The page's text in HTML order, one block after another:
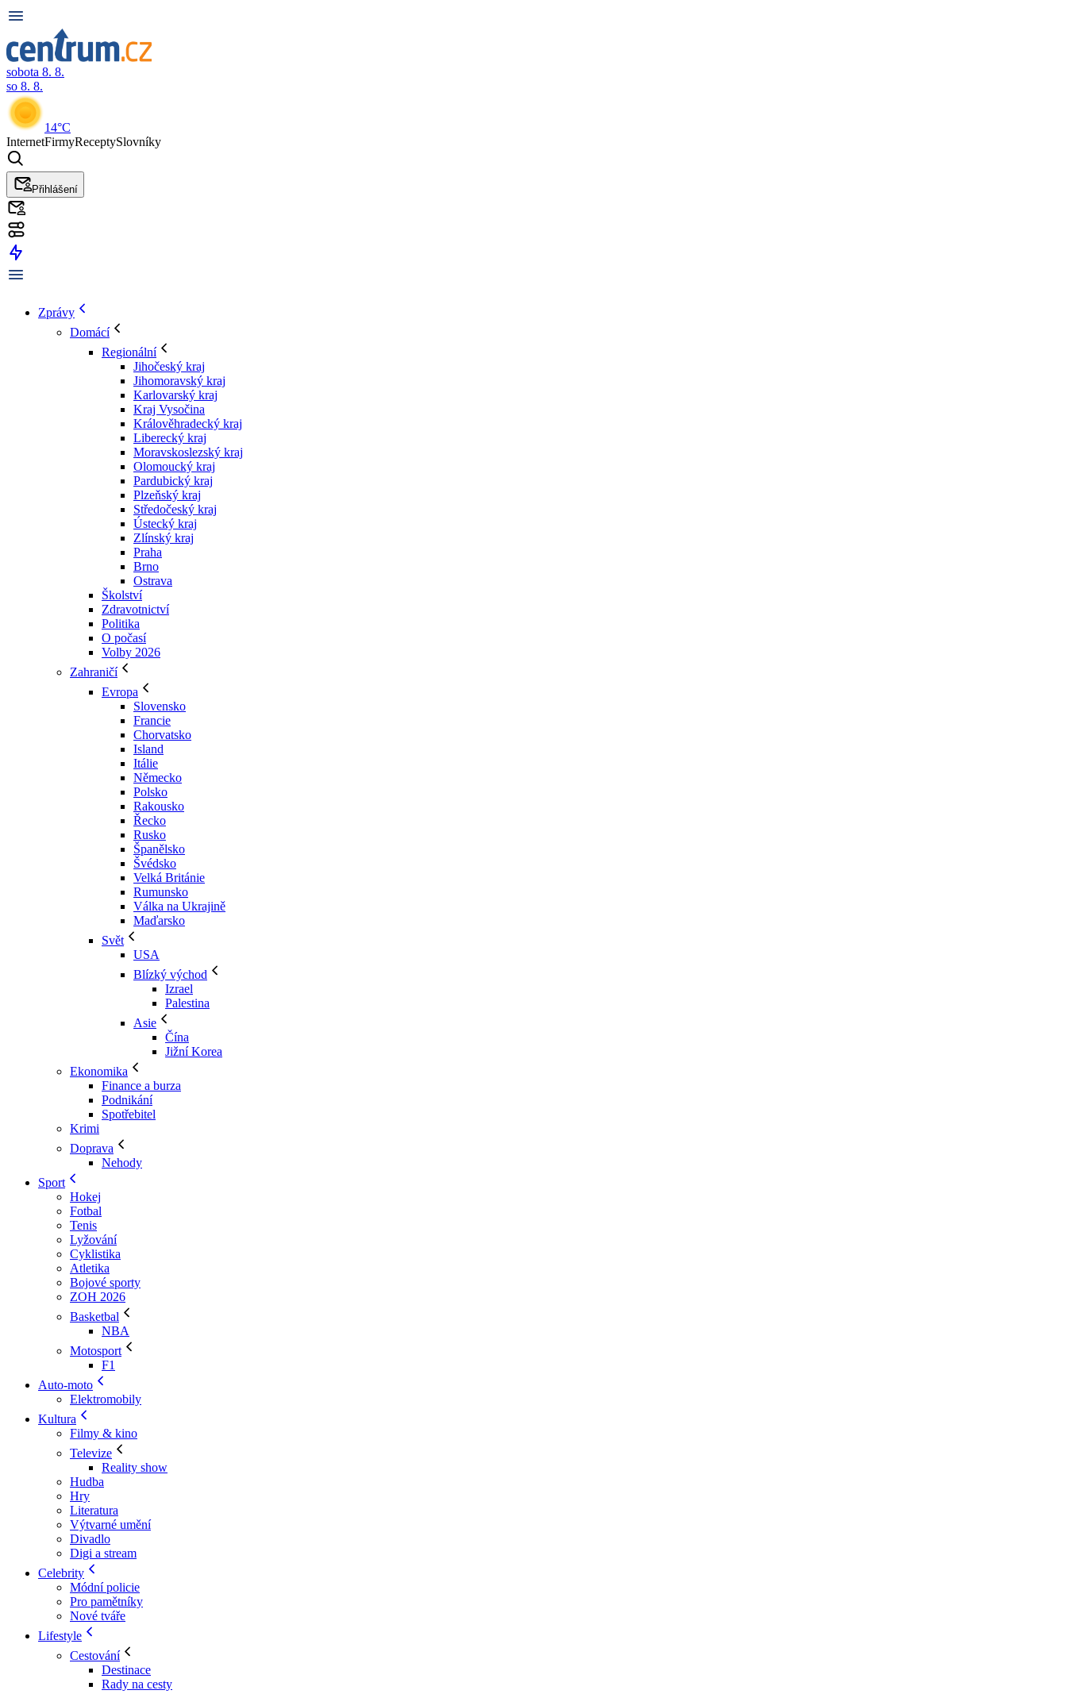
sobota 8. 8.
so 8. 8.
14°C
InternetFirmyReceptySlovníky
Přihlášení
Zprávy
Domácí
Regionální
Jihočeský kraj
Jihomoravský kraj
Karlovarský kraj
Kraj Vysočina
Králověhradecký kraj
Liberecký kraj
Moravskoslezský kraj
Olomoucký kraj
Pardubický kraj
Plzeňský kraj
Středočeský kraj
Ústecký kraj
Zlínský kraj
Praha
Brno
Ostrava
Školství
Zdravotnictví
Politika
O počasí
Volby 2026
Zahraničí
Evropa
Slovensko
Francie
Chorvatsko
Island
Itálie
Německo
Polsko
Rakousko
Řecko
Rusko
Španělsko
Švédsko
Velká Británie
Rumunsko
Válka na Ukrajině
Maďarsko
Svět
USA
Blízký východ
Izrael
Palestina
Asie
Čína
Jižní Korea
Ekonomika
Finance a burza
Podnikání
Spotřebitel
Krimi
Doprava
Nehody
Sport
Hokej
Fotbal
Tenis
Lyžování
Cyklistika
Atletika
Bojové sporty
ZOH 2026
Basketbal
NBA
Motosport
F1
Auto-moto
Elektromobily
Kultura
Filmy & kino
Televize
Reality show
Hudba
Hry
Literatura
Výtvarné umění
Divadlo
Digi a stream
Celebrity
Módní policie
Pro pamětníky
Nové tváře
Lifestyle
Cestování
Destinace
Rady na cesty